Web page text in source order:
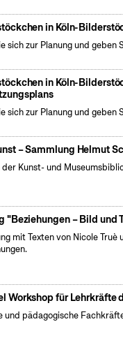
in Köln-
sich zur Planung und geben
in Köln-
sich zur Planung und geben
– Sammlung Helmut
der Kunst- und
"Beziehungen – Bild und
mit Texten von Nicole
Workshop für Lehrkräfte
und pädagogische